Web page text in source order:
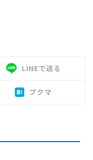
LINEで送る
ブクマ